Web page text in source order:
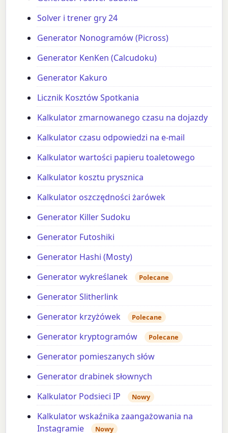
Solver i trener gry 24
Generator Nonogramów (Picross)
Generator KenKen (Calcudoku)
Generator Kakuro
Licznik Kosztów Spotkania
Kalkulator zmarnowanego czasu na dojazdy
Kalkulator czasu odpowiedzi na e-mail
Kalkulator wartości papieru toaletowego
Kalkulator kosztu prysznica
Kalkulator oszczędności żarówek
Generator Killer Sudoku
Generator Futoshiki
Generator Hashi (Mosty)
Generator wykreślanek
Polecane
Generator Slitherlink
Generator krzyżówek
Polecane
Generator kryptogramów Polecane
Generator pomieszanych słów
Generator drabinek słownych
Kalkulator Podsieci IP
Nowy
Kalkulator wskaźnika zaangażowania na
Instagramie
Nowy